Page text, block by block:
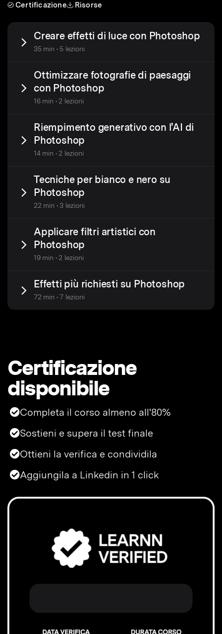
Certificazione
Risorse
Creare effetti di luce con Photoshop
35 min • 5 lezioni
Ottimizzare fotografie di paesaggi
con Photoshop
16 min • 2 lezioni
Riempimento generativo con l'AI di
Photoshop
14 min • 2 lezioni
Tecniche per bianco e nero su
Photoshop
22 min • 3 lezioni
Applicare filtri artistici con
Photoshop
19 min • 2 lezioni
Effetti più richiesti su Photoshop
72 min • 7 lezioni
Certificazione
disponibile
Completa il corso almeno all'80%
Sostieni e supera il test finale
Ottieni la verifica e condividila
Aggiungila a Linkedin in 1 click